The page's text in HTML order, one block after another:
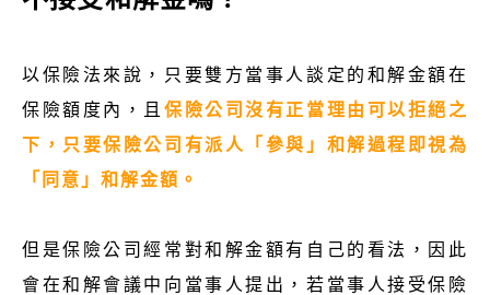
以保險法來說，只要雙方當事人談定的和解金額在
保險額度內，且 保險公司沒有正當理由可以拒絕之
下，只要保險公司有派人「參與」和解過程即視為
「同意」和解金額。
但是保險公司經常對和解金額有自己的看法，因此
會在和解會議中向當事人提出，若當事人接受保險